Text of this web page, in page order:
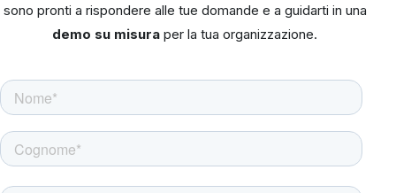
sono pronti a rispondere alle tue domande e a guidarti in una
demo su misura per la tua organizzazione.